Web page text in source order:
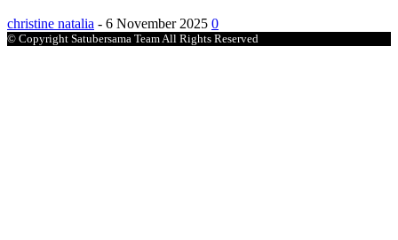
christine natalia - 6 November 2025 0
© Copyright Satubersama Team All Rights Reserved